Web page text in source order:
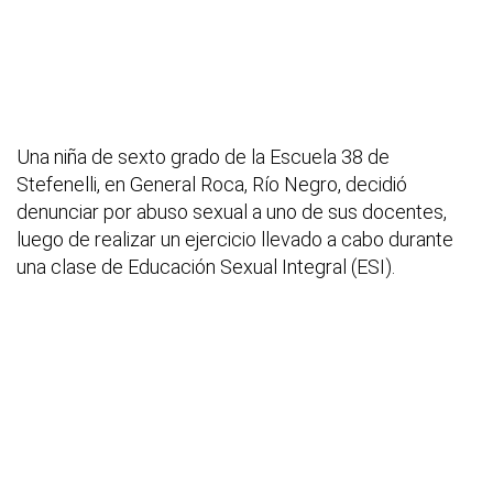
Una niña de sexto grado de la Escuela 38 de
Stefenelli, en General Roca, Río Negro, decidió
denunciar por abuso sexual a uno de sus docentes,
luego de realizar un ejercicio llevado a cabo durante
una clase de Educación Sexual Integral (ESI).